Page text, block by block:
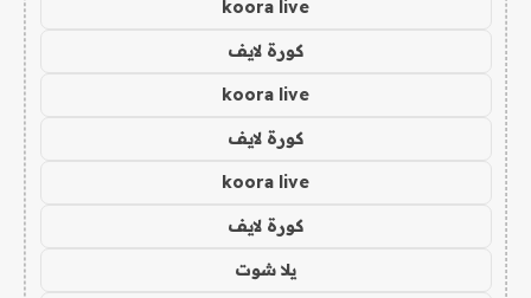
koora live
كورة لايف
koora live
كورة لايف
koora live
كورة لايف
يلا شوت